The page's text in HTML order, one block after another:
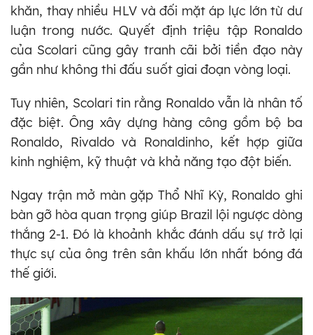
khăn, thay nhiều HLV và đối mặt áp lực lớn từ dư
luận trong nước. Quyết định triệu tập Ronaldo
của Scolari cũng gây tranh cãi bởi tiền đạo này
gần như không thi đấu suốt giai đoạn vòng loại.
Tuy nhiên, Scolari tin rằng Ronaldo vẫn là nhân tố
đặc biệt. Ông xây dựng hàng công gồm bộ ba
Ronaldo, Rivaldo và Ronaldinho, kết hợp giữa
kinh nghiệm, kỹ thuật và khả năng tạo đột biến.
Ngay trận mở màn gặp Thổ Nhĩ Kỳ, Ronaldo ghi
bàn gỡ hòa quan trọng giúp Brazil lội ngược dòng
thắng 2-1. Đó là khoảnh khắc đánh dấu sự trở lại
thực sự của ông trên sân khấu lớn nhất bóng đá
thế giới.